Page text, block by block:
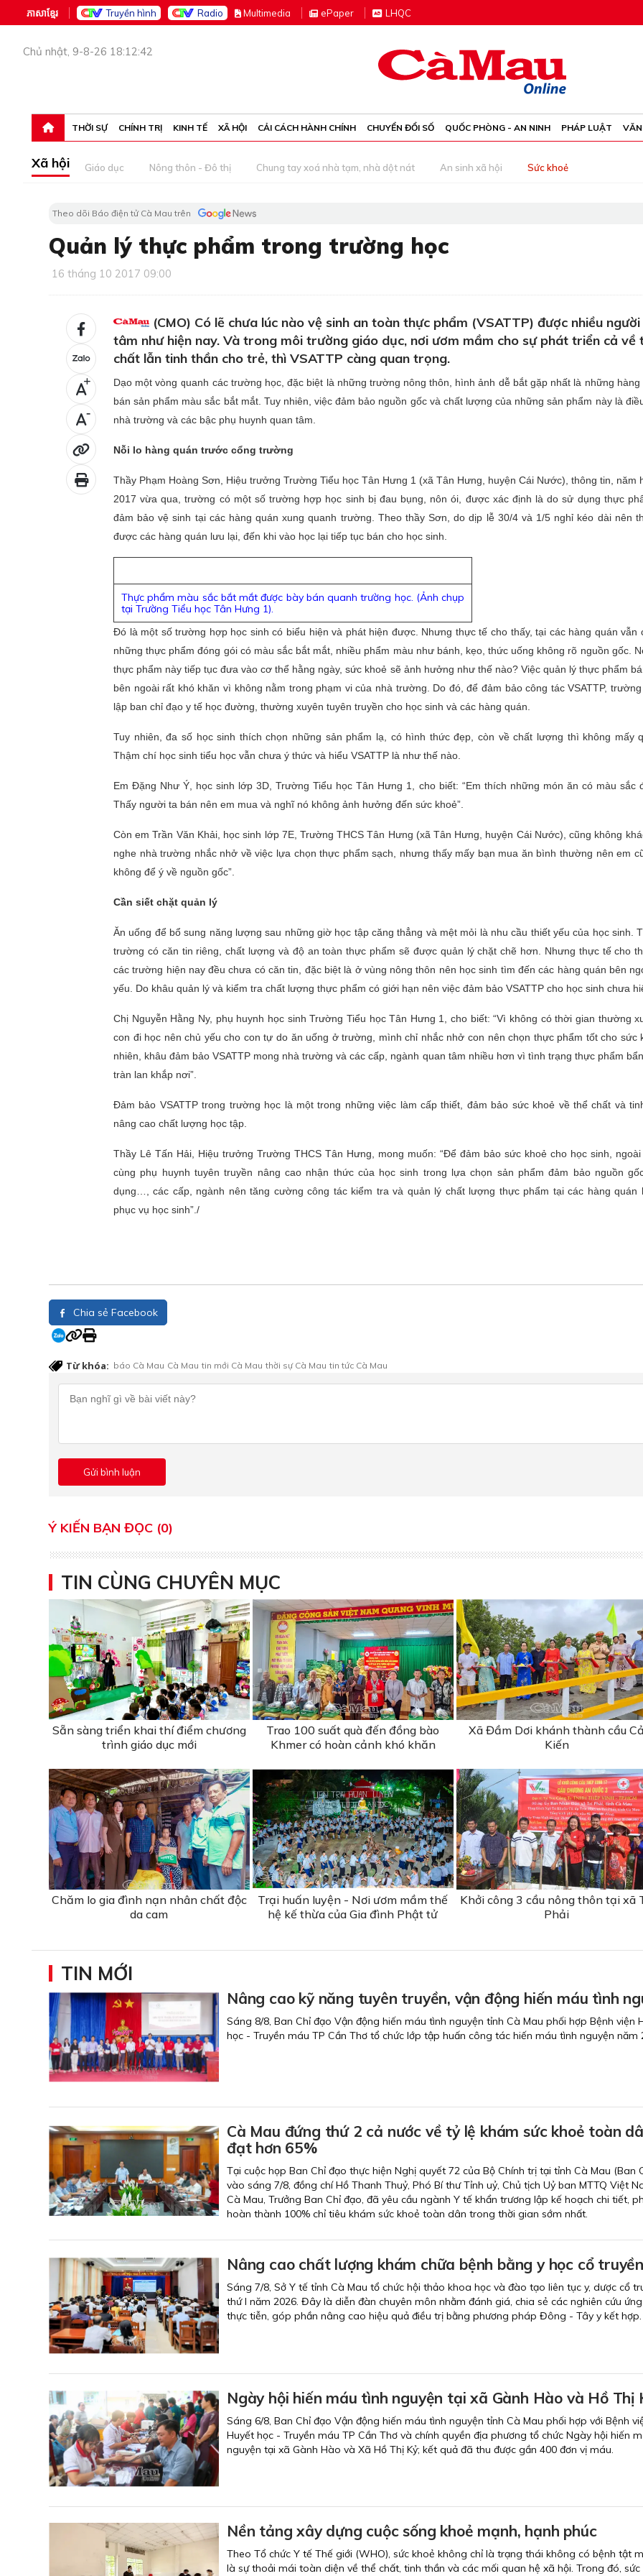
ភាសាខ្មែរ Truyền hình Radio Multimedia ePaper LHQC
Chủ nhật, 9-8-26 18:12:42
THỜI SỰ CHÍNH TRỊ KINH TẾ XÃ HỘI CẢI CÁCH HÀNH CHÍNH CHUYỂN ĐỔI SỐ QUỐC PHÒNG - AN NINH PHÁP LUẬT
Xã hội Giáo dục Nông thôn - Đô thị Chung tay xoá nhà tạm, nhà dột nát An sinh xã hội Sức khoẻ
Theo dõi Báo điện tử Cà Mau trên
Quản lý thực phẩm trong trường học
16 tháng 10 2017 09:00
+
-
(CMO) Có lẽ chưa lúc nào vệ sinh an toàn thực phẩm (VSATTP) được nhiều
tâm như hiện nay. Và trong môi trường giáo dục, nơi ươm mầm cho sự phát triển cả về
chất lẫn tinh thần cho trẻ, thì VSATTP càng quan trọng.
Dạo một vòng quanh các trường học, đặc biệt là những trường nông thôn, hình ảnh dễ bắt gặp nhất là những hàng
bán sản phẩm màu sắc bắt mắt. Tuy nhiên, việc đảm bảo nguồn gốc và chất lượng của những sản phẩm này là
nhà trường và các bậc phụ huynh quan tâm.
Nỗi lo hàng quán trước cổng trường
Thầy Phạm Hoàng Sơn, Hiệu trưởng Trường Tiểu học Tân Hưng 1 (xã Tân Hưng, huyện Cái Nước), thông tin, năm
2017 vừa qua, trường có một số trường hợp học sinh bị đau bụng, nôn ói, được xác định là do sử dụng thực
đảm bảo vệ sinh tại các hàng quán xung quanh trường. Theo thầy Sơn, do dịp lễ 30/4 và 1/5 nghỉ kéo dài nên
được các hàng quán lưu lại, đến khi vào học lại tiếp tục bán cho học sinh.
Thực phẩm màu sắc bắt mắt được bày bán quanh trường học. (Ảnh chụp
tại Trường Tiểu học Tân Hưng 1).
Đó là một số trường hợp học sinh có biểu hiện và phát hiện được. Nhưng thực tế cho thấy, tại các hàng quán vẫn
những thực phẩm đóng gói có màu sắc bắt mắt, nhiều phẩm màu như bánh, kẹo, thức uống không rõ nguồn gốc.
thực phẩm này tiếp tục đưa vào cơ thể hằng ngày, sức khoẻ sẽ ảnh hưởng như thế nào? Việc quản lý thực phẩm
bên ngoài rất khó khăn vì không nằm trong phạm vi của nhà trường. Do đó, để đảm bảo công tác VSATTP,
lập ban chỉ đạo y tế học đường, thường xuyên tuyên truyền cho học sinh và các hàng quán.
Tuy nhiên, đa số học sinh thích chọn những sản phẩm lạ, có hình thức đẹp, còn về chất lượng thì không mấy
Thậm chí học sinh tiểu học vẫn chưa ý thức và hiểu VSATTP là như thế nào.
Em Đặng Như Ý, học sinh lớp 3D, Trường Tiểu học Tân Hưng 1, cho biết: “Em thích những món ăn có màu sắc
Thấy người ta bán nên em mua và nghĩ nó không ảnh hưởng đến sức khoẻ”.
Còn em Trần Văn Khải, học sinh lớp 7E, Trường THCS Tân Hưng (xã Tân Hưng, huyện Cái Nước), cũng không
nghe nhà trường nhắc nhở về việc lựa chọn thực phẩm sạch, nhưng thấy mấy bạn mua ăn bình thường nên em
không để ý về nguồn gốc”.
Cần siết chặt quản lý
Ăn uống để bổ sung năng lượng sau những giờ học tập căng thẳng và mệt mỏi là nhu cầu thiết yếu của học sinh.
trường có căn tin riêng, chất lượng và độ an toàn thực phẩm sẽ được quản lý chặt chẽ hơn. Nhưng thực tế cho
các trường hiện nay đều chưa có căn tin, đặc biệt là ở vùng nông thôn nên học sinh tìm đến các hàng quán bên
yếu. Do khâu quản lý và kiểm tra chất lượng thực phẩm có giới hạn nên việc đảm bảo VSATTP cho học sinh chưa
Chị Nguyễn Hằng Ny, phụ huynh học sinh Trường Tiểu học Tân Hưng 1, cho biết: “Vì không có thời gian thường
con đi học nên chủ yếu cho con tự do ăn uống ở trường, mình chỉ nhắc nhở con nên chọn thực phẩm tốt cho sức
nhiên, khâu đảm bảo VSATTP mong nhà trường và các cấp, ngành quan tâm nhiều hơn vì tình trạng thực phẩm
tràn lan khắp nơi”.
Đảm bảo VSATTP trong trường học là một trong những việc làm cấp thiết, đảm bảo sức khoẻ về thể chất và
nâng cao chất lượng học tập.
Thầy Lê Tấn Hải, Hiệu trưởng Trường THCS Tân Hưng, mong muốn: “Để đảm bảo sức khoẻ cho học sinh,
cùng phụ huynh tuyên truyền nâng cao nhận thức của học sinh trong lựa chọn sản phẩm đảm bảo nguồn
dụng…, các cấp, ngành nên tăng cường công tác kiểm tra và quản lý chất lượng thực phẩm tại các hàng quán
phục vụ học sinh”./
Chia sẻ Facebook
Từ khóa: báo Cà Mau Cà Mau tin mới Cà Mau thời sự Cà Mau tin tức Cà Mau
Ý KIẾN BẠN ĐỌC (0)
TIN CÙNG CHUYÊN MỤC
Sẵn sàng triển khai thí điểm chương
trình giáo dục mới
Trao 100 suất quà đến đồng bào
Khmer có hoàn cảnh khó khăn
Xã Đầm Dơi khánh thành cầu
Kiến
Chăm lo gia đình nạn nhân chất độc
da cam
Trại huấn luyện - Nơi ươm mầm thế
hệ kế thừa của Gia đình Phật tử
Khởi công 3 cầu nông thôn tại xã
Phải
TIN MỚI
Nâng cao kỹ năng tuyên truyền, vận động hiến máu tình
Sáng 8/8, Ban Chỉ đạo Vận động hiến máu tình nguyện tỉnh Cà Mau phối hợp Bệnh viện
học - Truyền máu TP Cần Thơ tổ chức lớp tập huấn công tác hiến máu tình nguyện năm
Cà Mau đứng thứ 2 cả nước về tỷ lệ khám sức khoẻ toàn
đạt hơn 65%
Tại cuộc họp Ban Chỉ đạo thực hiện Nghị quyết 72 của Bộ Chính trị tại tỉnh Cà Mau (Ban
vào sáng 7/8, đồng chí Hồ Thanh Thuỷ, Phó Bí thư Tỉnh uỷ, Chủ tịch Uỷ ban MTTQ Việt
Cà Mau, Trưởng Ban Chỉ đạo, đã yêu cầu ngành Y tế khẩn trương lập kế hoạch chi tiết,
hoàn thành 100% chỉ tiêu khám sức khoẻ toàn dân trong thời gian sớm nhất.
Nâng cao chất lượng khám chữa bệnh bằng y học cổ truyền
Sáng 7/8, Sở Y tế tỉnh Cà Mau tổ chức hội thảo khoa học và đào tạo liên tục y, dược cổ
thứ I năm 2026. Đây là diễn đàn chuyên môn nhằm đánh giá, chia sẻ các nghiên cứu
thực tiễn, góp phần nâng cao hiệu quả điều trị bằng phương pháp Đông - Tây y kết hợp.
Ngày hội hiến máu tình nguyện tại xã Gành Hào và Hồ Thị
Sáng 6/8, Ban Chỉ đạo Vận động hiến máu tình nguyện tỉnh Cà Mau phối hợp với Bệnh
Huyết học - Truyền máu TP Cần Thơ và chính quyền địa phương tổ chức Ngày hội hiến
nguyện tại xã Gành Hào và Xã Hồ Thị Kỷ; kết quả đã thu được gần 400 đơn vị máu.
Nền tảng xây dựng cuộc sống khoẻ mạnh, hạnh phúc
Theo Tổ chức Y tế Thế giới (WHO), sức khoẻ không chỉ là trạng thái không có bệnh tật
là sự thoải mái toàn diện về thể chất, tinh thần và các mối quan hệ xã hội. Trong đó, sức